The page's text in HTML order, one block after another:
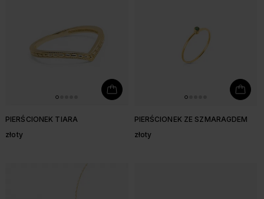
PIERŚCIONEK TIARA
złoty
PIERŚCIONEK ZE SZMARAGDEM
złoty